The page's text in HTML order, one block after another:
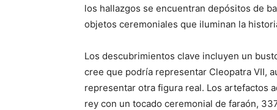
los hallazgos se encuentran depósitos de
objetos ceremoniales que iluminan la
Los descubrimientos clave incluyen un
cree que podría representar Cleopatra VII,
representar otra figura real. Los artefactos
rey con un tocado ceremonial de faraón,